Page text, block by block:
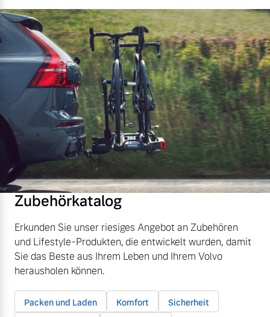
Zubehörkatalog
Erkunden Sie unser riesiges Angebot an Zubehören
und Lifestyle-Produkten, die entwickelt wurden, damit
Sie das Beste aus Ihrem Leben und Ihrem Volvo
herausholen können.
Packen und Laden Komfort
Sicherheit